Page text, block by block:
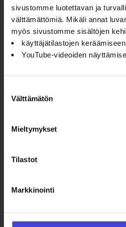
sivustomme luotettavan ja
välttämättömiä. Mikäli annat
myös sivustomme sisältöjen
käyttäjätilastojen keräämiseen
YouTube-videoiden
valinta
Välttämätön
Mieltymykset
Tilastot
Markkinointi
Kauppurienkatu 10
Kauppakeskus Pekuri 2krs
info@oulu2026.eu
Ajankohtaista
Ohjelma
Ohjelmahaku